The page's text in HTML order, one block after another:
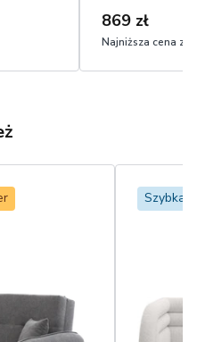
869 zł
Najniższa cena z
Szybka